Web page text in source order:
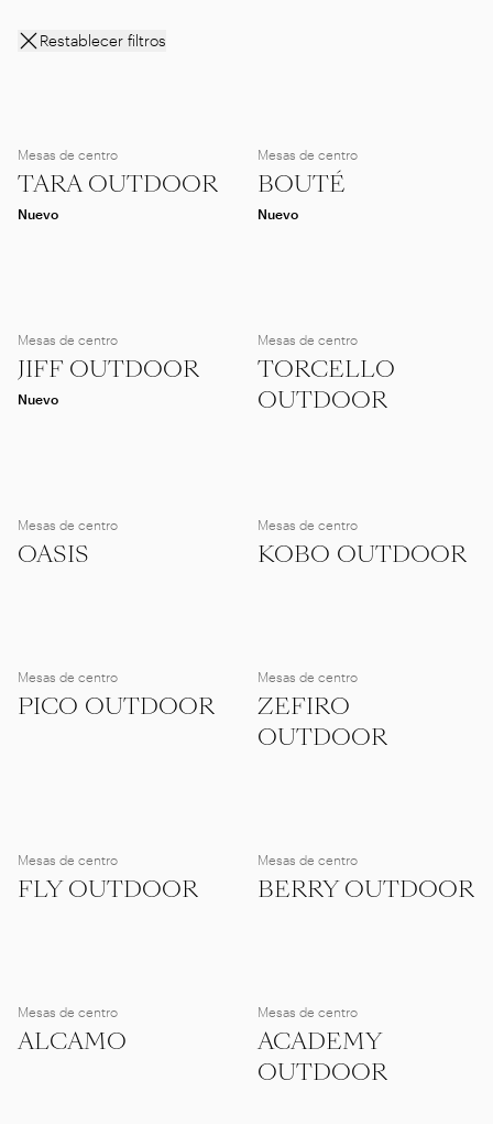
Restablecer filtros
Mesas de centro
TARA OUTDOOR
Nuevo
Mesas de centro
BOUTÉ
Nuevo
Mesas de centro
JIFF OUTDOOR
Nuevo
Mesas de centro
TORCELLO
OUTDOOR
Mesas de centro
OASIS
Mesas de centro
KOBO OUTDOOR
Mesas de centro
PICO OUTDOOR
Mesas de centro
ZEFIRO
OUTDOOR
Mesas de centro
FLY OUTDOOR
Mesas de centro
BERRY OUTDOOR
Mesas de centro
ALCAMO
Mesas de centro
ACADEMY
OUTDOOR